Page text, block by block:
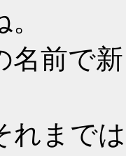
名前で
れまで